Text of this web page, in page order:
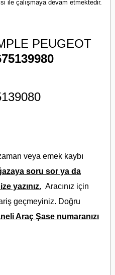
ile çalışmaya devam etmektedir.
PEUGEOT
veya emek kaybı
soru sor ya da
yazınız. Aracınız için
geçmeyiniz. Doğru
Araç Şase numaranızı